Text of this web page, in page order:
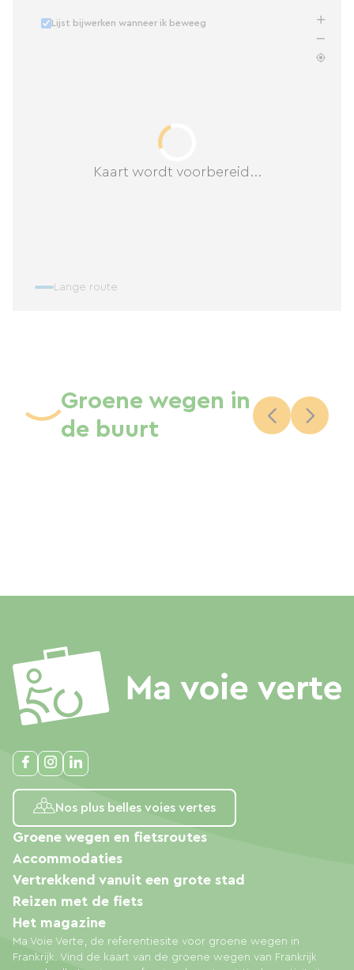
Kaart wordt voorbereid...
Lijst bijwerken wanneer ik beweeg
Lange route
Groene wegen in
de buurt
Nos plus belles voies vertes
Ma Voie Verte, de referentiesite voor groene wegen in
Frankrijk. Vind de kaart van de groene wegen van Frankrijk
Groene wegen en fietsroutes
Accommodaties
Vertrekkend vanuit een grote stad
Reizen met de fiets
Het magazine